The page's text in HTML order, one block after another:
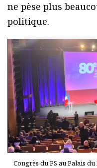
ne pèse plus
politique.
Congrès du PS au Palais